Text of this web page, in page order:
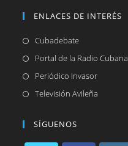
ENLACES DE INTERÉS
CubadebateSe
abre
nueva
Portal de la Radio Cubana
Periódico InvasorSe
abre
Televisión Avileña
SÍGUENOS